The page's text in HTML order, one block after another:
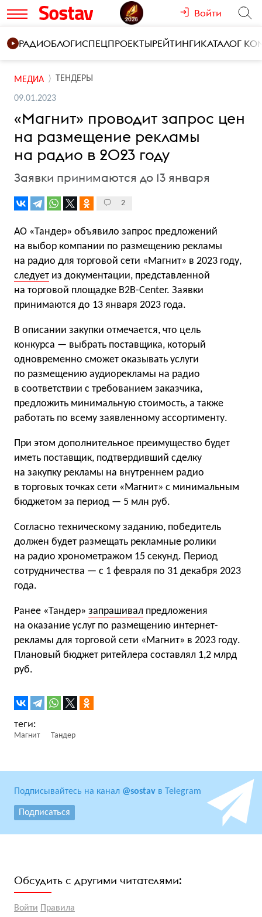
Войти
РАДИОБЛОГИСПЕЦПРОЕКТЫРЕЙТИНГИКАТАЛОГ
МЕДИА ТЕНДЕРЫ
09.01.2023
«Магнит» проводит запрос цен
на размещение рекламы
на радио в 2023 году
Заявки принимаются до 13 января
2
АО «Тандер» объявило запрос предложений
на выбор компании по размещению рекламы
на радио для торговой сети «Магнит» в 2023 году,
следует из документации, представленной
на торговой площадке B2B-Center. Заявки
принимаются до 13 января 2023 года.
В описании закупки отмечается, что цель
конкурса — выбрать поставщика, который
одновременно сможет оказывать услуги
по размещению аудиорекламы на радио
в соответствии с требованием заказчика,
предложить минимальную стоимость, а также
работать по всему заявленному ассортименту.
При этом дополнительное преимущество будет
иметь поставщик, подтвердивший сделку
на закупку рекламы на внутреннем радио
в торговых точках сети «Магнит» с минимальным
бюджетом за период — 5 млн руб.
Согласно техническому заданию, победитель
должен будет размещать рекламные ролики
на радио хронометражом 15 секунд. Период
сотрудничества — с 1 февраля по 31 декабря 2023
года.
Ранее «Тандер» запрашивал предложения
на оказание услуг по размещению интернет-
рекламы для торговой сети «Магнит» в 2023 году.
Плановый бюджет ритейлера составлял 1,2 млрд
руб.
Магнит Тандер
Подписывайтесь на канал @sostav в Telegram
Подписаться
Обсудить с другими читателями:
Войти Правила